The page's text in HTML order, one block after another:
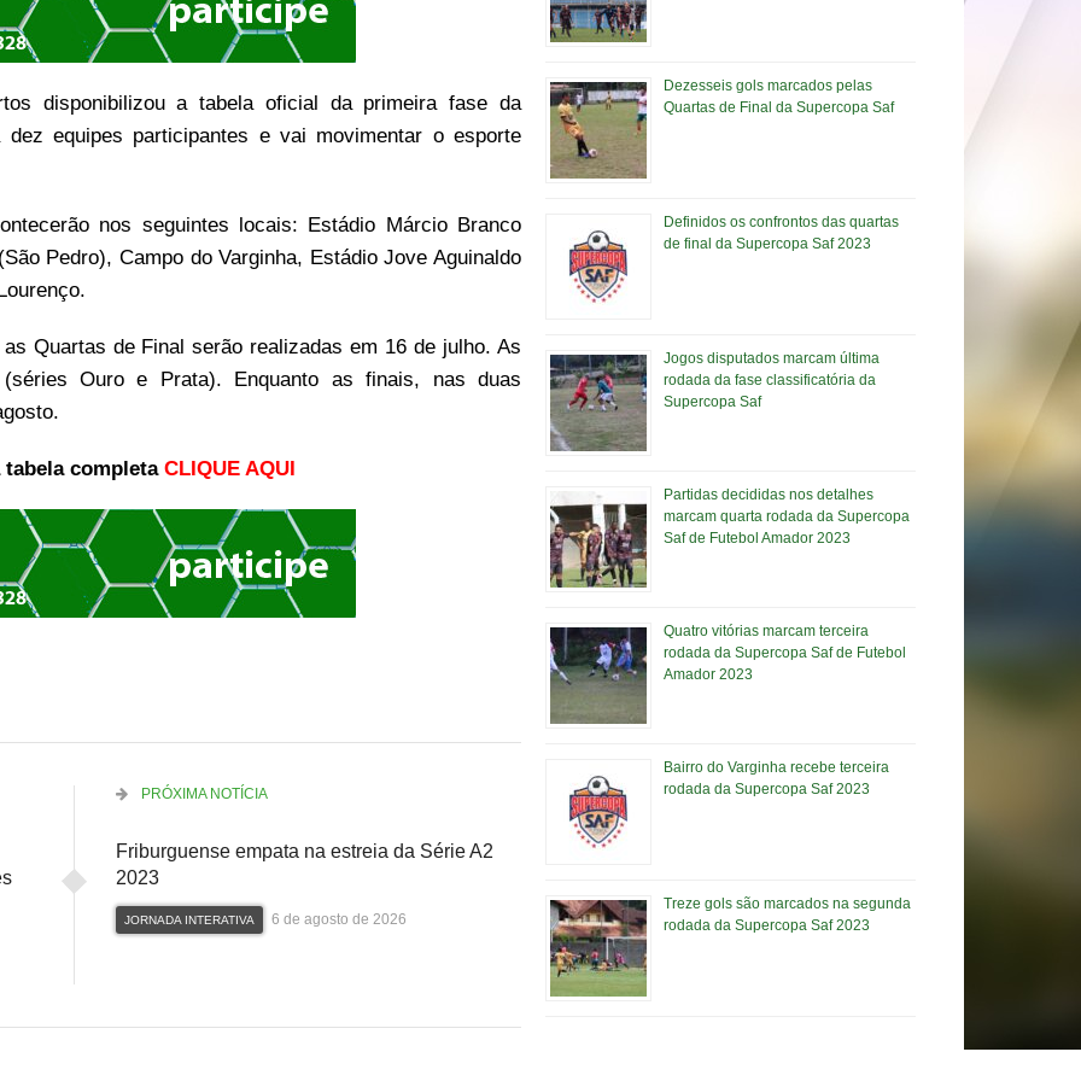
disponibilizou a tabela oficial da primeira fase da
dez equipes participantes e vai movimentar o esporte
nos seguintes locais: Estádio Márcio Branco
Pedro), Campo do Varginha, Estádio Jove Aguinaldo
Quartas de Final serão realizadas em 16 de julho. As
Ouro e Prata). Enquanto as finais, nas duas
tabela completa CLIQUE AQUI
PRÓXIMA NOTÍCIA
Friburguense empata na estreia da Série A2
2023
JORNADA INTERATIVA 6 de agosto de 2026
Dezesseis gols marcados pelas
Quartas de Final da Supercopa Saf
Definidos os confrontos das quartas
de final da Supercopa Saf 2023
Jogos disputados marcam última
rodada da fase classificatória da
Supercopa Saf
Partidas decididas nos detalhes
marcam quarta rodada da Supercopa
Saf de Futebol Amador 2023
Quatro vitórias marcam terceira
rodada da Supercopa Saf de Futebol
Amador 2023
Bairro do Varginha recebe terceira
rodada da Supercopa Saf 2023
Treze gols são marcados na segunda
rodada da Supercopa Saf 2023